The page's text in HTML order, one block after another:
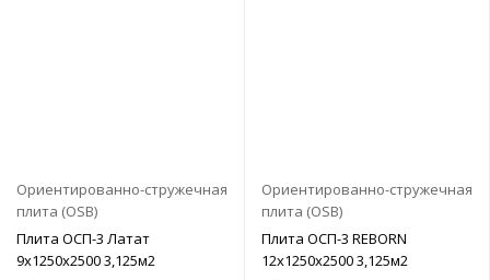
Ориентированно-стружечная
плита (OSB)
Плита ОСП-3 Латат
9x1250x2500 3,125м2
Ориентированно-стружечная
плита (OSB)
Плита ОСП-3 REBORN
12x1250x2500 3,125м2